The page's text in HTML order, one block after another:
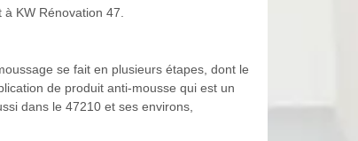
KW Rénovation 47.
se fait en plusieurs étapes, dont le
de produit anti-mousse qui est un
dans le 47210 et ses environs,